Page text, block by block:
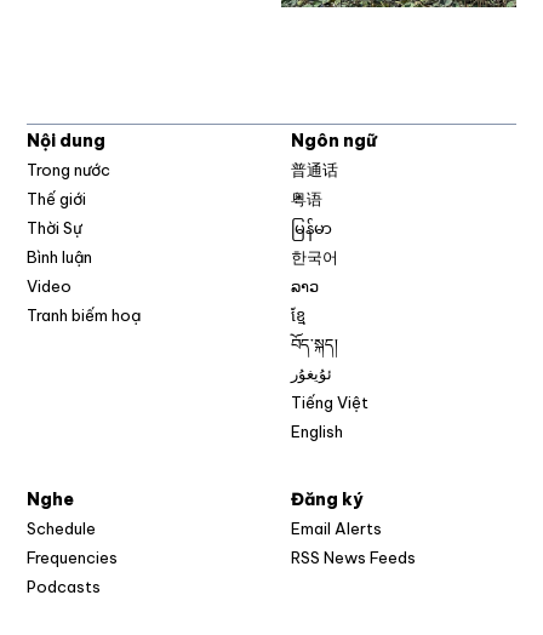
Nội dung
Trong nước
Thế giới
Thời Sự
Bình luận
Video
Tranh biếm hoạ
Ngôn ngữ
普通话
粤语
မြန်မာ
한국어
ລາວ
ខ្មែ
བོད་སྐད།
ئۇيغۇر
Tiếng Việt
English
Nghe
Schedule
Frequencies
Podcasts
Đăng ký
Email Alerts
RSS News Feeds